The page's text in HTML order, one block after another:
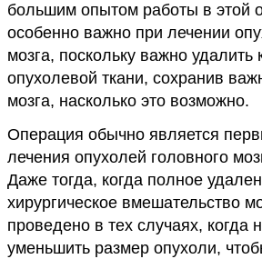
большим опытом работы в этой
особенно важно при лечении
мозга, поскольку важно
опухолевой ткани, сохранив
мозга, насколько это возможно.
Операция обычно является
лечения опухолей головного
Даже тогда, когда полное
хирургическое вмешательство
проведено в тех случаях, когда
уменьшить размер опухоли,